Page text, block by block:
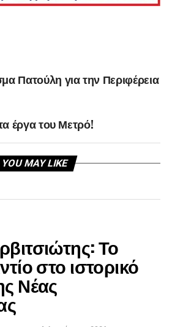
Πατούλη για την Περιφέρεια
έργα του Μετρό!
YOU MAY LIKE
Το
στο ιστορικό
Νέας